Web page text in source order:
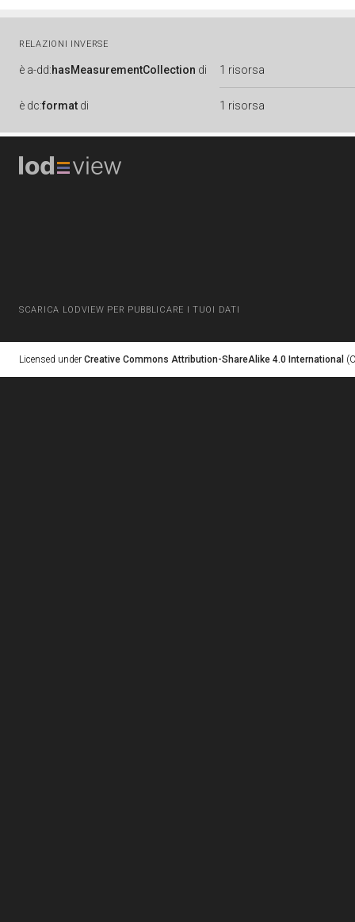
RELAZIONI INVERSE
è a-dd:hasMeasurementCollection di 1 risorsa
è dc:format di 1 risorsa
SCARICA LODVIEW PER PUBBLICARE I TUOI DATI
Licensed under Creative Commons Attribution-ShareAlike 4.0 International